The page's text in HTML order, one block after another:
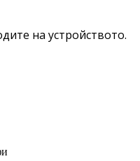
на устройството.